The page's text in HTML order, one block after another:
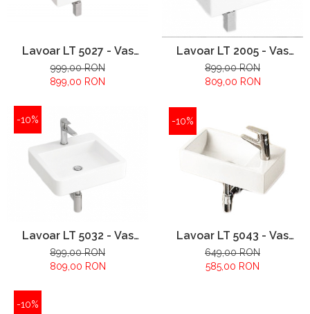
Lavoar LT 5027 - Vas
Lavoar 560x450x155mm
999,00 RON
899,00 RON
Lavoar LT 2005 - Vas
Lavoar 465x465x160mm
899,00 RON
809,00 RON
-10%
Lavoar LT 5032 - Vas
Lavoar 450x420x100mm
899,00 RON
809,00 RON
-10%
Lavoar LT 5043 - Vas
Lavoar 460x260x105mm
649,00 RON
585,00 RON
-10%